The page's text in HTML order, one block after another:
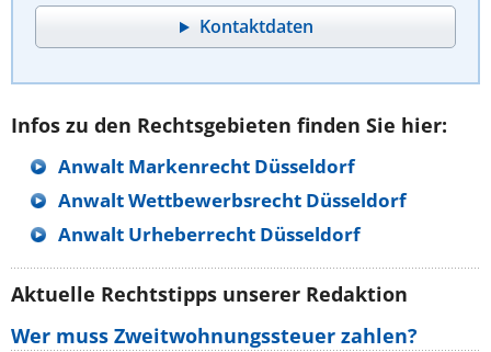
Kontaktdaten
Infos zu den Rechtsgebieten finden Sie hier:
Anwalt Markenrecht Düsseldorf
Anwalt Wettbewerbsrecht Düsseldorf
Anwalt Urheberrecht Düsseldorf
Aktuelle Rechtstipps unserer Redaktion
Wer muss Zweitwohnungssteuer zahlen?